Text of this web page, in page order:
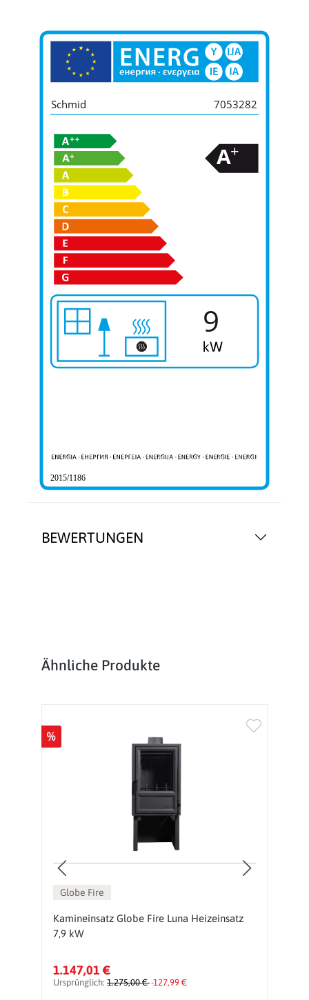
BEWERTUNGEN
Schmid 7053282
2015/1186
9
A+
Produktgalerie überspringen
Ähnliche Produkte
%
Globe Fire
Kamineinsatz Globe Fire Luna Heizeinsatz
7,9 kW
1.147,01 €
Ursprünglich: 1.275,00 €-127,99 €